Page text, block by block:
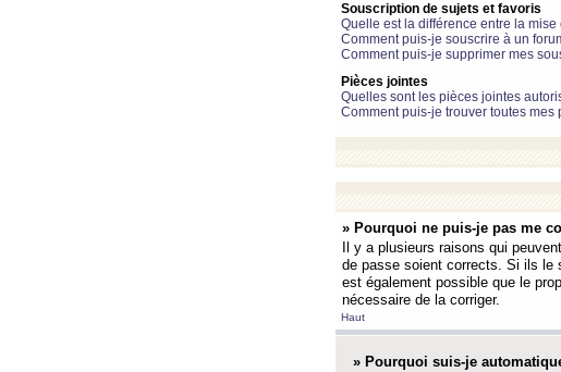
Souscription de sujets et favoris
Quelle est la différence entre la
Comment puis-je souscrire à un
Comment puis-je supprimer mes
Pièces jointes
Quelles sont les pièces jointes
Comment puis-je trouver toutes mes
» Pourquoi ne puis-je pas me
Il y a plusieurs raisons qui
de passe soient corrects. Si ils le
est également possible que le
nécessaire de la corriger.
Haut
» Pourquoi suis-je